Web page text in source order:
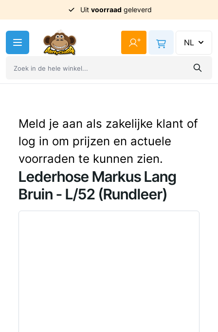
Uit voorraad geleverd
+ NL
Meld je aan als zakelijke klant of
log in om prijzen en actuele
voorraden te kunnen zien.
Lederhose Markus Lang
Bruin - L/52 (Rundleer)